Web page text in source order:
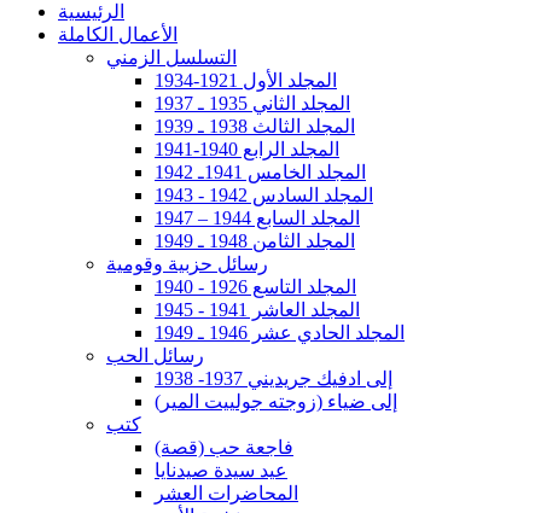
الرئيسية
الأعمال الكاملة
التسلسل الزمني
المجلد الأول 1921-1934
المجلد الثاني 1935 ـ 1937
المجلد الثالث 1938 ـ 1939
المجلد الرابع 1940-1941
المجلد الخامس 1941ـ 1942
المجلد السادس 1942 - 1943
المجلد السابع 1944 – 1947
المجلد الثامن 1948 ـ 1949
رسائل حزبية وقومية
المجلد التاسع 1926 - 1940
المجلد العاشر 1941 - 1945
المجلد الحادي عشر 1946 ـ 1949
رسائل الحب
إلى ادفيك جريديني 1937- 1938
إلى ضياء (زوجته جولييت المير)
كتب
فاجعة حب (قصة)
عيد سيدة صيدنايا
المحاضرات العشر